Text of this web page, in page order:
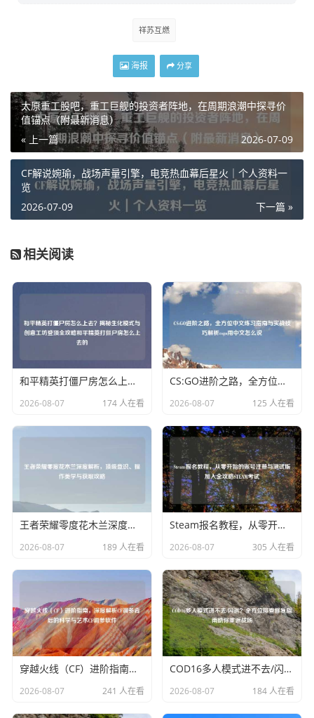
祥苏互燃
海报 分享
太原重工股吧，重工巨舰的投资者阵地，在周期浪潮中探寻价
值锚点（附最新消息）
« 上一篇
2026-07-09
CF解说婉瑜，战场声量引擎，电竞热血幕后星火｜个人资料一
览
下一篇 »
2026-07-09
相关阅读
和平精英打僵尸房怎么上去？揭秘生化模式与创意工坊登顶全攻略和平精英打僵尸房怎么上去的
2026-08-07 174 人在看
CS:GO进阶之路，全方位中文练习指南与实战技巧解析csgo用中文怎么说
2026-08-07 125 人在看
王者荣耀零度花木兰深度解析，顶级意识、操作美学与获取攻略
2026-08-07 189 人在看
Steam报名教程，从零开始的账号注册与测试版加入全攻略STEAM考试
2026-08-07 305 人在看
穿越火线（CF）进阶指南，深度解析CF调参背后的科学与艺术CF调参软件
2026-08-07 241 人在看
COD16多人模式进不去/闪退？全方位排查修复指南助你重返战场
2026-08-07 184 人在看